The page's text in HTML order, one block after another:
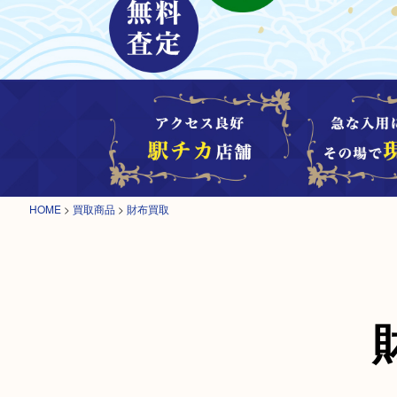
HOME > 買取商品 > 財布買取